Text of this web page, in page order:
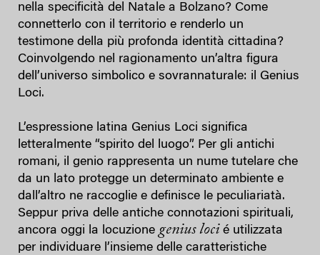
nella specificità del Natale a Bolzano? Come
connetterlo con il territorio e renderlo un
testimone della più profonda identità cittadina?
Coinvolgendo nel ragionamento un’altra figura
dell’universo simbolico e sovrannaturale: il Genius
Loci.
L’espressione latina Genius Loci significa
letteralmente “spirito del luogo”. Per gli antichi
romani, il genio rappresenta un nume tutelare che
da un lato protegge un determinato ambiente e
dall’altro ne raccoglie e definisce le peculiariatà.
Seppur priva delle antiche connotazioni spirituali,
ancora oggi la locuzione genius loci é utilizzata
per individuare l’insieme delle caratteristiche